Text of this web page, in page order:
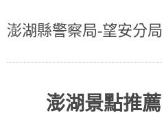
澎湖縣警察局-望安分局
澎湖景點推薦